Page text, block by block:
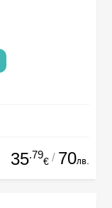
35.79
€ / 70лв.